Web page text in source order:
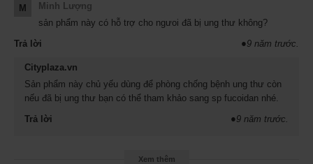
Giới thiệu sản phẩm
Mỗi viên tinh chất nghệ (Turmeric Curcumin 500mg) của
Puritan’s Pride, Mỹ có đến 95% dược chất
Curcumin. Tinh chất
tuởng, nó là tinh chất cao cấp đựoc tinh chế từ củ nghệ vàng và
chứa chất chính là curcumin. Đó là một chất chống oxy hóa phổ
biến như vitamin C và E, Co Q-10. Trà xanh và tỏi giúp chống tế
bào gây tổn hại các gốc tự do trong cơ thể.
nghệ tươi cũng có rất ít dược chất curcumin (nghệ tươi chỉ có
M
Minh Lượng
sản phẩm này có hỗ trợ cho ngưoi đã bị ung thư không?
Trả lời
●9 năm trước.
Cityplaza.vn
Sản phẩm này chủ yếu dùng để phòng chống bệnh ung thư còn
nếu đã bị ung thư bạn có thể tham khảo sang sp fucoidan nhé.
Trả lời
●9 năm trước.
Xem thêm